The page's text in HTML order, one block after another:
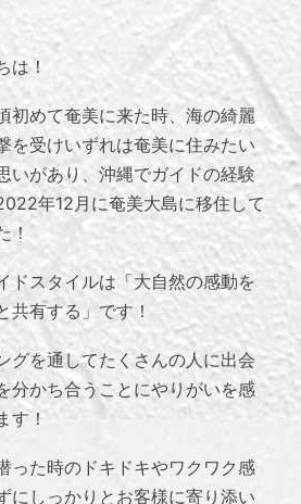
は！
初めて奄美に来た時、海の綺麗
を受けいずれは奄美に住みたい
いがあり、沖縄でガイドの経験
年12月に奄美大島に移住して
！
ドスタイルは「大自然の感動を
共有する」です！
グを通してたくさんの人に出会
分かち合うことにやりがいを感
す！
った時のドキドキやワクワク感
にしっかりとお客様に寄り添い